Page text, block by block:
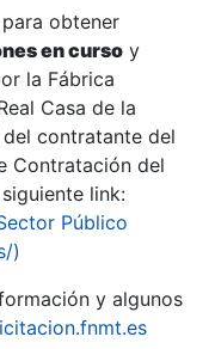
obtener
en curso y
la Fábrica
Casa de la
contratante del
Contratación del
link:
Público
)
y algunos